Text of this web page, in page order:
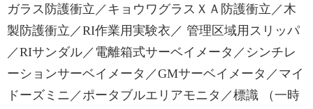
ガラス防護衝立／キョウワグラスＸＡ防護衝立／木
製防護衝立／RI作業用実験衣／ 管理区域用スリッパ
／RIサンダル／電離箱式サーベイメータ／シンチレ
ーションサーベイメータ／GMサーベイメータ／マイ
ドーズミニ／ポータブルエリアモニタ／標識 （一時